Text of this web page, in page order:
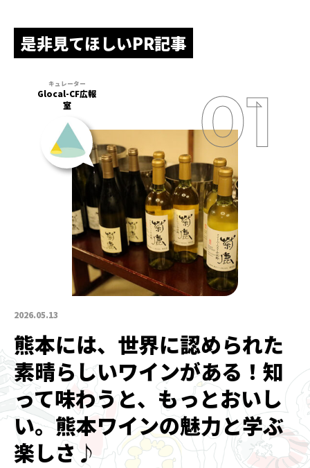
是非見てほしいPR記事
2026.05.13
Glocal-CF広報
室
熊本には、世界に認められた
素晴らしいワインがある！知
って味わうと、もっとおいし
い。熊本ワインの魅力と学ぶ
楽しさ♪